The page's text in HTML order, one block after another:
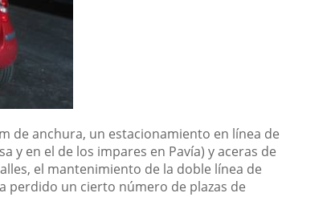
de anchura, un estacionamiento en línea de
y en el de los impares en Pavía) y aceras de
el mantenimiento de la doble línea de
perdido un cierto número de plazas de